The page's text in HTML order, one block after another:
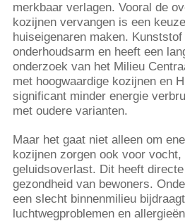
merkbaar verlagen. Vooral de
kozijnen vervangen is een
huiseigenaren maken.
onderhoudsarm en heeft een
onderzoek van het Milieu
met hoogwaardige kozijnen en
significant minder energie
met oudere varianten.
Maar het gaat niet alleen om
kozijnen zorgen ook voor
geluidsoverlast. Dit heeft
gezondheid van bewoners.
een slecht binnenmilieu
luchtwegproblemen en